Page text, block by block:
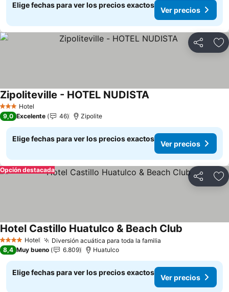
Elige fechas para ver los precios exactos
Ver precios
Compartir
3 Estrellas
Hotel
Zipoliteville - HOTEL NUDISTA
9,0 Excelente 46 Zipolite
Elige fechas para ver los precios exactos
Ver precios
Compartir
Opción destacada
4 EstrellasHotel Diversión acuática para toda la familia
Hotel Castillo Huatulco & Beach Club
8,4 Muy bueno 6.809 Huatulco
Elige fechas para ver los precios exactos
Ver precios